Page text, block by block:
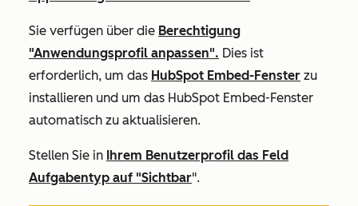
Sie verfügen über die Berechtigung
"Anwendungsprofil anpassen". Dies ist
erforderlich, um das HubSpot Embed-Fenster zu
installieren und um das HubSpot Embed-Fenster
automatisch zu aktualisieren.
Stellen Sie in Ihrem Benutzerprofil das Feld
Aufgabentyp auf "Sichtbar".